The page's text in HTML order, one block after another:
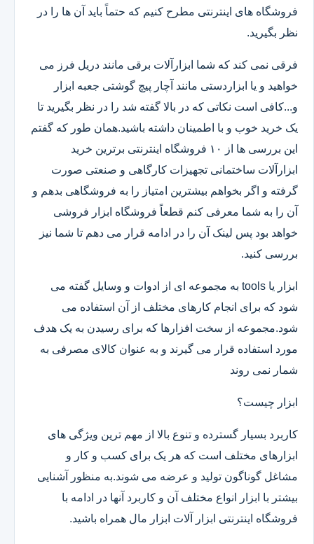
فروشگاه های اینترنتی مطرح کنیم که حتماً باید آن ها را در
نظر بگیرید.
فرقی نمی کند که شما ابزارآلات برقی مانند دریل فرز می
خواهید و یا ابزاردستی مانند آچار پیچ گوشتی جعبه ابزار
و...کافی است نکاتی که در بالا گفته شد را در نظر بگیرید تا
یک خرید خوب و با اطمینان داشته باشید.همان طور که گفتم
این بررسی ها از ۱۰ فروشگاه اینترنتی برترین خرید
ابزارآلات ساختمانی تجهیزات کارگاهی و صنعتی صورت
گرفته و اگر بخواهم بیشترین امتیاز را به فروشگاهی بدهم و
آن را به شما معرفی کنم قطعاً فروشگاه ابزار فروشی
خواهد بود پس لینک آن را در ادامه قرار می دهم تا شما نیز
بررسی کنید.
ابزار یا tools به مجموعه ای از ادوات و وسایل گفته می
شود که برای انجام کارهای مختلف از آن استفاده می
شود.مجموعه از سخت افزارها که برای رسیدن به یک هدف
مورد استفاده قرار می گیرند و به عنوان کالای مصرفی به
شمار نمی روند
ابزار چیست؟
کاربرد بسیار گسترده و تنوع بالا از مهم ترین ویژگی های
ابزارهای مختلف است که هر یک برای کسب و کار و
مشاغل گوناگون تولید و عرضه می شوند.به منظور آشنایی
بیشتر با ابزار انواع مختلف آن و کاربرد آنها در ادامه با
فروشگاه اینترنتی ابزار آلات ابزار مال همراه باشید.